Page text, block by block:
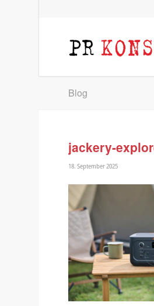
Blog
jackery-
18. September 2025